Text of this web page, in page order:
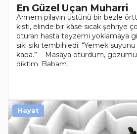
En Güzel Uçan Muharri
Annem pilavın üstünü bir bezle
kıstı, elinde bir kâse sıcak şehriye
oturan hasta teyzemi yoklamaya
sıkı sıkı tembihledi: “Yemek
kapa.” Masaya oturdum,
diktim. Babam..
Hayat